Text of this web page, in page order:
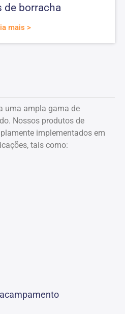
de borracha
mais >
uma ampla gama de
Nossos produtos de
implementados em
tais como: